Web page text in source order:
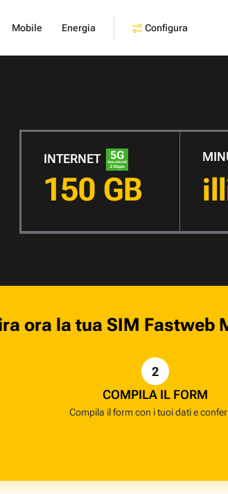
Mobile Energia Configura
INTERNET
150 GB
ora la tua SIM Fastweb
2
COMPILA IL FORM
Compila il form con i tuoi dati e